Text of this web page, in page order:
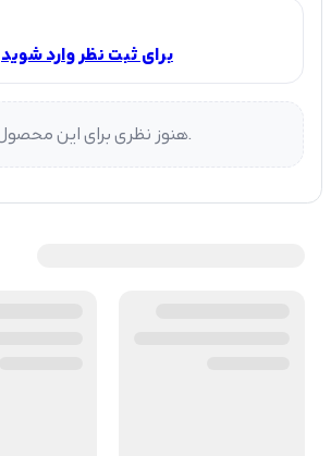
برای ثبت نظر وارد شوید
هنوز نظری برای این محصول ثبت نشده است.